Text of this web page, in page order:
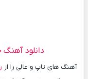
دانلود
آهنگ های تاپ و عالی را از